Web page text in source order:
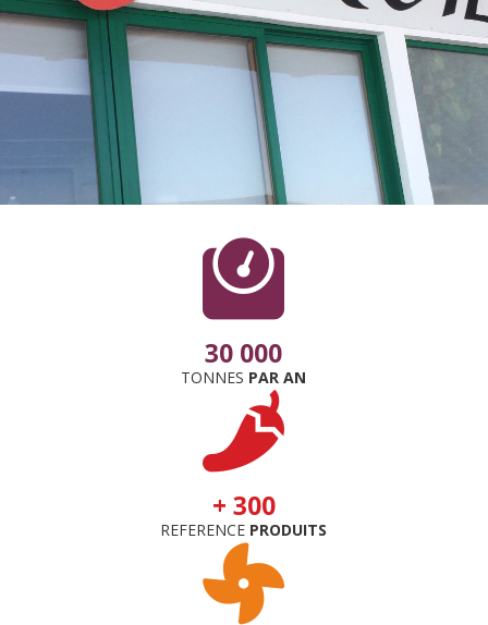

30 000
TONNES PAR AN

+ 300
REFERENCE PRODUITS
